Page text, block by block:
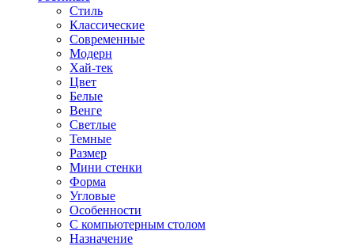
Стиль
Классические
Современные
Модерн
Хай-тек
Цвет
Белые
Венге
Светлые
Темные
Размер
Мини стенки
Форма
Угловые
Особенности
С компьютерным столом
Назначение